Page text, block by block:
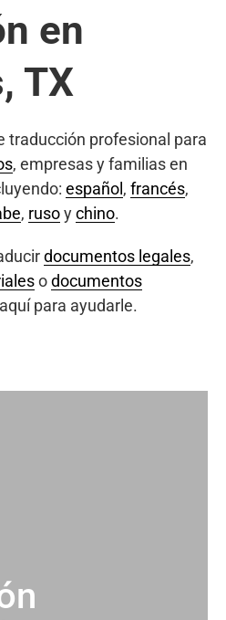
en
TX
traducción profesional para
, empresas y familias en
español , francés,
, rusoychino.
documentos legales,
odocumentos
para ayudarle.